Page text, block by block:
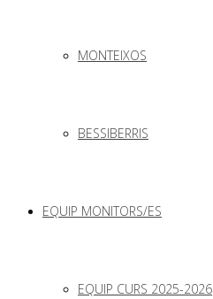
MONTEIXOS
BESSIBERRIS
EQUIP MONITORS/ES
EQUIP CURS 2025-2026